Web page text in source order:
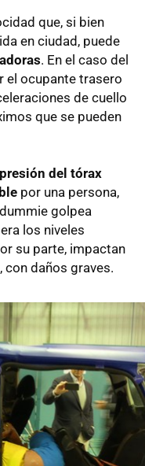
que, si bien
en ciudad, puede
. En el caso del
el ocupante trasero
de cuello
que se pueden
del tórax
por una persona,
golpea
los niveles
su parte, impactan
con daños graves.